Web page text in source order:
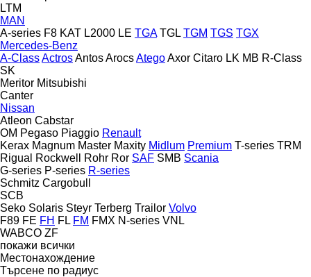
LTM
MAN
A-series F8 KAT L2000 LE TGA TGL TGM TGS TGX
Mercedes-Benz
A-ClassActrosAntosArocsAtegoAxor Citaro LK MB R-Class
SK
Meritor Mitsubishi
Canter
Nissan
Atleon Cabstar
OM Pegaso Piaggio Renault
Kerax Magnum Master Maxity Midlum Premium T-series TRM
Rigual
Rockwell Rohr Ror SAF SMB Scania
G-series P-series R-series
Schmitz Cargobull
SCB
Seko Solaris Steyr Terberg Trailor Volvo
F89 FE FH FL FM FMX N-series VNL
WABCO ZF
покажи всички
Местонахождение
Търсене по радиус